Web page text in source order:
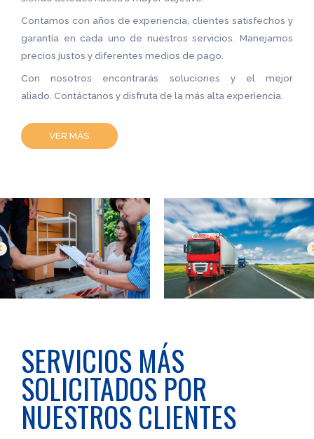
Contamos con años de experiencia, clientes satisfechos y
garantía en cada uno de nuestros servicios. Manejamos
precios justos y diferentes medios de pago.
Con nosotros encontrarás soluciones y el mejor
aliado. Contáctanos y disfruta de la más alta experiencia.
VER MÁS
SERVICIOS MÁS
SOLICITADOS POR
NUESTROS CLIENTES